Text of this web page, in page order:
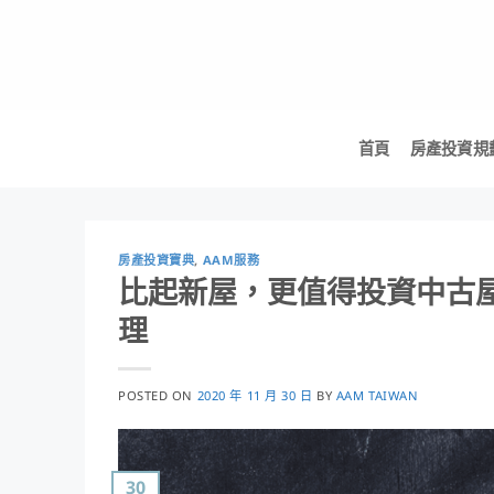
首頁 房產投資規
房產投資寶典, AAM服務
比起新屋，更值得投資中
理
POSTED ON 2020 年 11 月 30 日 BY AAM TAIWAN
30